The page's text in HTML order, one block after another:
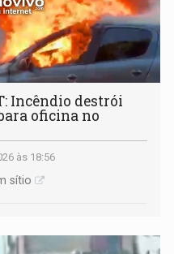
Incêndio destrói
oficina no
às 18:56
sítio